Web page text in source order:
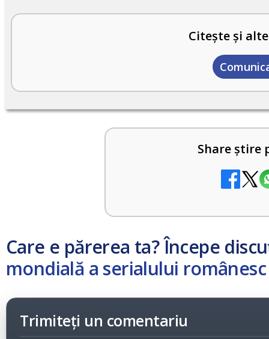
Citește și
Share știre
Care e părerea ta? Începe
mondială a serialului
Trimiteți un comentariu